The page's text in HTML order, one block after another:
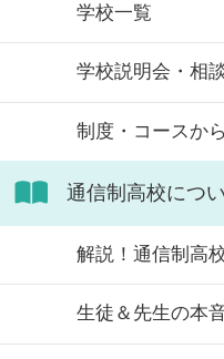
在籍
信制
てい
ます。
学校一覧
学校説明会・相
制度・コースか
通信制高校につ
解説！通信制高
生徒＆先生の本